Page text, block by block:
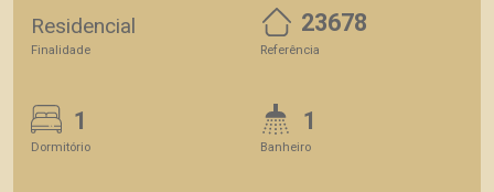
Residencial
Finalidade
23678
Referência
1
Dormitório
1
Banheiro